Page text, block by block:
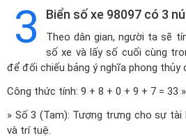
3 Biển số xe 98097 có 3
Theo dân gian, người ta sẽ
số xe và lấy số cuối cùng
để đối chiếu bảng ý nghĩa phong thủy
Công thức tính: 9 + 8 + 0 + 9 + 7 = 33
» Số 3 (Tam): Tượng trưng cho sự tài
và trí tuệ.